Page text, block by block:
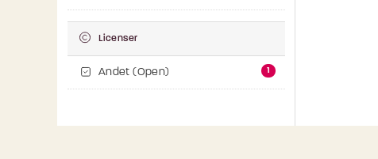
Licenser
Andet (Open) 1